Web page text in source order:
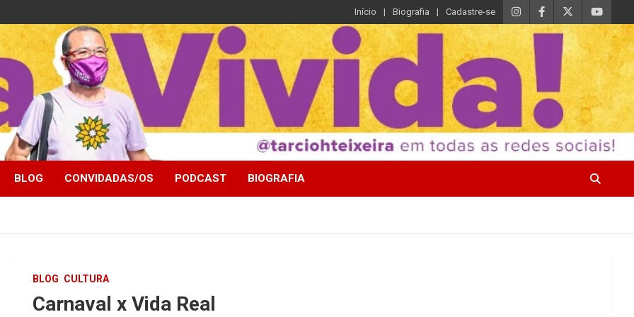
Início Biografia Cadastre-se
BLOG CONVIDADAS/OS PODCAST BIOGRAFIA
BLOG CULTURA
Carnaval x Vida Real